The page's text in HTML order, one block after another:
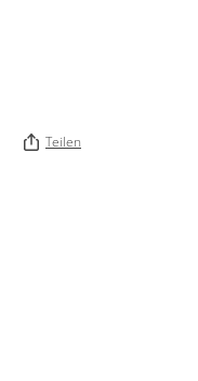
Teilen